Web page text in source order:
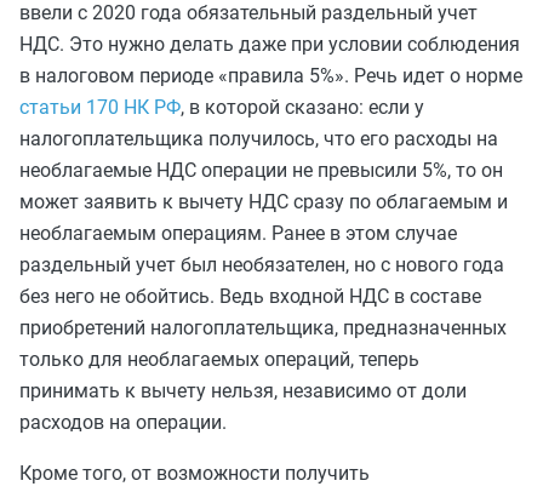
ввели с 2020 года обязательный раздельный учет
НДС. Это нужно делать даже при условии соблюдения
в налоговом периоде «правила 5%». Речь идет о норме
статьи 170 НК РФ, в которой сказано: если у
налогоплательщика получилось, что его расходы на
необлагаемые НДС операции не превысили 5%, то он
может заявить к вычету НДС сразу по облагаемым и
необлагаемым операциям. Ранее в этом случае
раздельный учет был необязателен, но с нового года
без него не обойтись. Ведь входной НДС в составе
приобретений налогоплательщика, предназначенных
только для необлагаемых операций, теперь
принимать к вычету нельзя, независимо от доли
расходов на операции.
Кроме того, от возможности получить